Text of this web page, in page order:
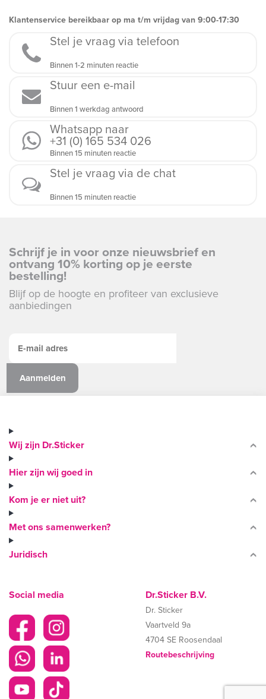
Klantenservice bereikbaar op ma t/m vrijdag van 9:00-17:30
Stel je vraag via telefoon
Binnen 1-2 minuten reactie
Stuur een e-mail
Binnen 1 werkdag antwoord
Whatsapp naar
+31 (0) 165 534 026
Binnen 15 minuten reactie
Stel je vraag via de chat
Binnen 15 minuten reactie
Schrijf je in voor onze nieuwsbrief en
ontvang 10% korting op je eerste
bestelling!
Blijf op de hoogte en profiteer van exclusieve
aanbiedingen
Wij zijn Dr.Sticker
Hier zijn wij goed in
Kom je er niet uit?
Met ons samenwerken?
Juridisch
Dr.Sticker B.V.
Dr. Sticker
Vaartveld 9a
4704 SE Roosendaal
Routebeschrijving
Social media